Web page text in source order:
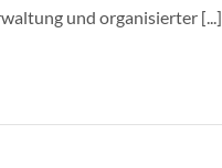
und organisierter [...]